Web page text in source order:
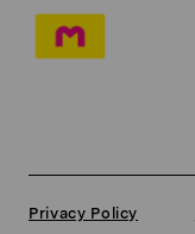
Privacy Policy